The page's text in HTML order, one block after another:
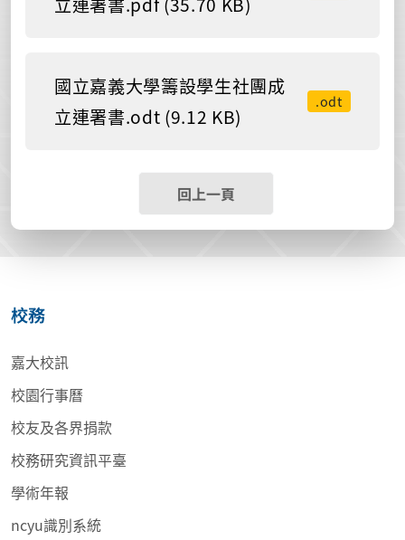
國立嘉義大學籌設學生社團成
立連署書.odt (9.12 KB)
.odt
回上一頁
校務
嘉大校訊
校園行事曆
校友及各界捐款
校務研究資訊平臺
學術年報
ncyu識別系統